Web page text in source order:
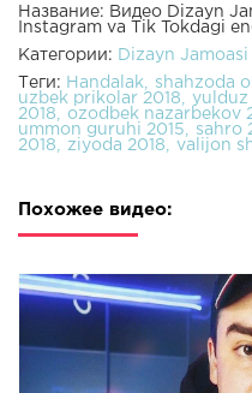
Название: Видео Dizayn
Instagram va Tik Tokdagi
Категории:
Dizayn Jamoasi
Теги: Handalak shahzoda
uzbek prikolar 2018
yulduz
2018
ozodbek nazarbekov
ummon guruhi 2015
sahro
2018
ziyoda 2018 valijon
Похожее видео: